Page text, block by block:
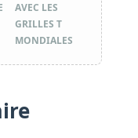
AVEC LES
GRILLES T
MONDIALES